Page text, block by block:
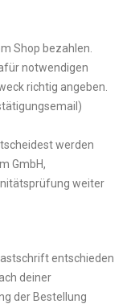
Shop bezahlen.
notwendigen
richtig angeben.
werden
GmbH,
weiter
entschieden
deiner
der Bestellung